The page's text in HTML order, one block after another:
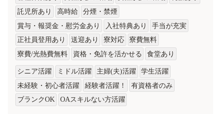
託児所あり
高時給
分煙・禁煙
賞与・報奨金・慰労金あり
入社特典あり
手当が充実
正社員登用あり
送迎あり 寮対応
寮費無料
寮費/光熱費無料
資格・免許を活かせる 食堂あり
シニア活躍 ミドル活躍 主婦(夫)活躍
学生活躍
未経験・初心者活躍
経験者活躍！
有資格者のみ
ブランクOK
OAスキルない方活躍